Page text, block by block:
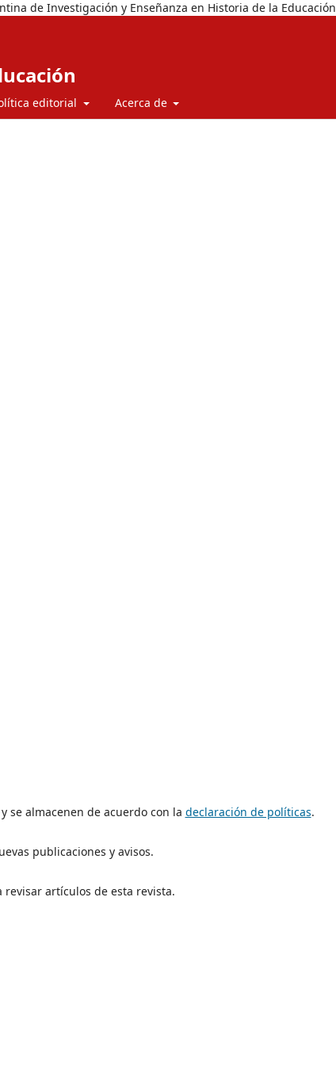
de Investigación y Enseñanza en Historia de la Educación
editorial Acerca de
se almacenen de acuerdo con la declaración de políticas.
publicaciones y avisos.
artículos de esta revista.